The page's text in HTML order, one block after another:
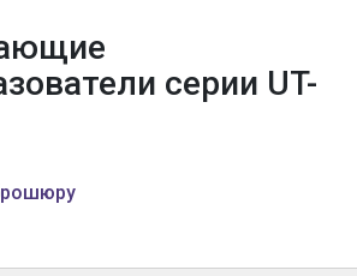
серии UT-